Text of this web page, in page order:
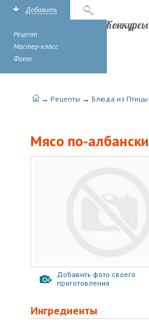
Добавить
Рецепт
Мастер-класс
Фото
Конкурсы
→ Рецепты → Блюда из Птицы
Мясо по-албански
Добавить фото своего
приготовления
Ингредиенты